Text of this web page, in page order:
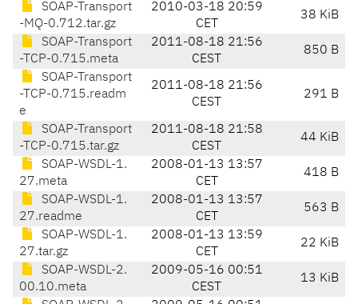
SOAP-Transport
-MQ-0.712.tar.gz
2010-03-18 20:59
CET
38 KiB
SOAP-Transport
-TCP-0.715.meta
2011-08-18 21:56
CEST
850 B
SOAP-Transport
-TCP-0.715.readm
e
2011-08-18 21:56
CEST
291 B
SOAP-Transport
-TCP-0.715.tar.gz
2011-08-18 21:58
CEST
44 KiB
SOAP-WSDL-1.
27.meta
2008-01-13 13:57
CET
418 B
SOAP-WSDL-1.
27.readme
2008-01-13 13:57
CET
563 B
SOAP-WSDL-1.
27.tar.gz
2008-01-13 13:59
CET
22 KiB
SOAP-WSDL-2.
00.10.meta
2009-05-16 00:51
CEST
13 KiB